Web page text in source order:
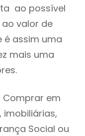
ao possível
valor de
é assim uma
mais uma
Comprar em
imobiliárias,
Social ou